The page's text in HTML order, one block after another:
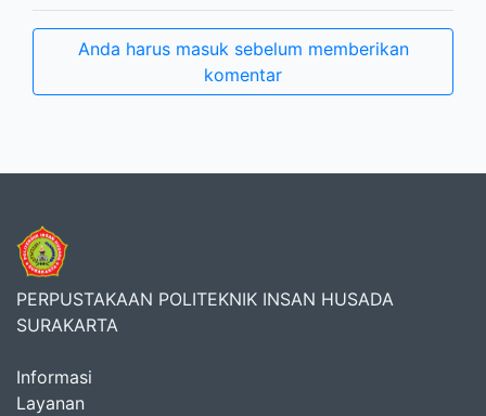
Anda harus masuk sebelum memberikan
komentar
PERPUSTAKAAN POLITEKNIK INSAN HUSADA
SURAKARTA
Informasi
Layanan